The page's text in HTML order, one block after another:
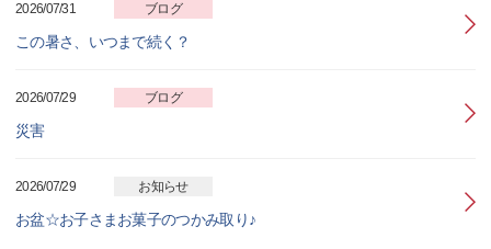
2026/07/31 ブログ
この暑さ、いつまで続く？
2026/07/29 ブログ
災害
2026/07/29 お知らせ
お盆☆お子さまお菓子のつかみ取り♪